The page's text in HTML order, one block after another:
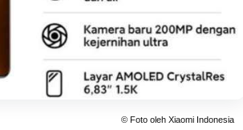
© Foto oleh Xiaomi Indonesia